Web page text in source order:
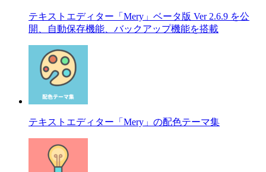
テキストエディター「Mery」ベータ版 Ver 2.6.9 を公
開、自動保存機能、バックアップ機能を搭載
テキストエディター「Mery」の配色テーマ集